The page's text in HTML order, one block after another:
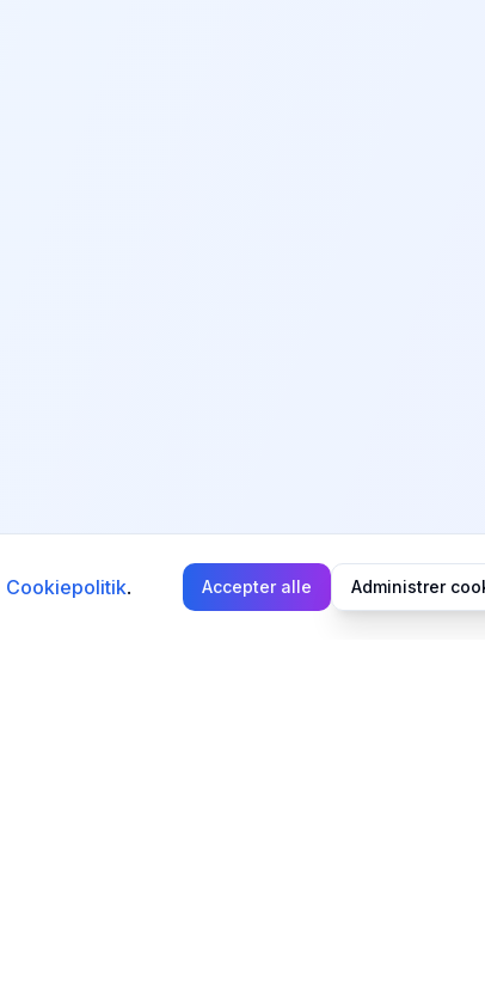
Cookiepolitik. Accepter alle Administrer